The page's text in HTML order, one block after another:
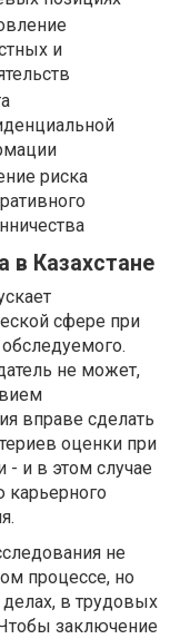
и
риска
в Казахстане
сфере при
не может,
вправе сделать
оценки при
- и в этом случае
карьерного
не
процессе, но
в трудовых
заключение